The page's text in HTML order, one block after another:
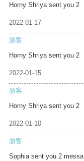
Horny Shriya sent you 2
2022-01-17
游客
Horny Shriya sent you 2
2022-01-15
游客
Horny Shriya sent you 2
2022-01-10
游客
Sophia sent you 2 messa